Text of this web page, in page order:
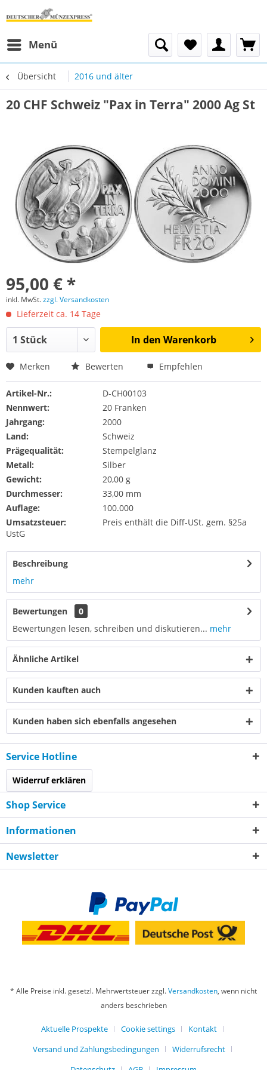
Menü
Übersicht 2016 und älter
20 CHF Schweiz "Pax in Terra" 2000 Ag St
95,00 € *
inkl. MwSt.zzgl. Versandkosten
Lieferzeit ca. 14 Tage
In den Warenkorb
Merken Bewerten Empfehlen
Artikel-Nr.:
D-CH00103
Nennwert:
20 Franken
Jahrgang:
2000
Land:
Schweiz
Prägequalität:
Stempelglanz
Metall:
Silber
Gewicht:
20,00 g
Durchmesser:
33,00 mm
Auflage:
100.000
Umsatzsteuer:
Preis enthält die Diff-USt. gem. §25a
UstG
Beschreibung
mehr
Bewertungen
0
Bewertungen lesen, schreiben und diskutieren... mehr
Ähnliche Artikel
Kunden kauften auch
Kunden haben sich ebenfalls angesehen
Service Hotline
Widerruf erklären
Shop Service
Informationen
Newsletter
* Alle Preise inkl. gesetzl. Mehrwertsteuer zzgl.Versandkosten, wenn nicht
anders beschrieben
Aktuelle Prospekte Cookie settings
Kontakt
Versand und Zahlungsbedingungen
Widerrufsrecht